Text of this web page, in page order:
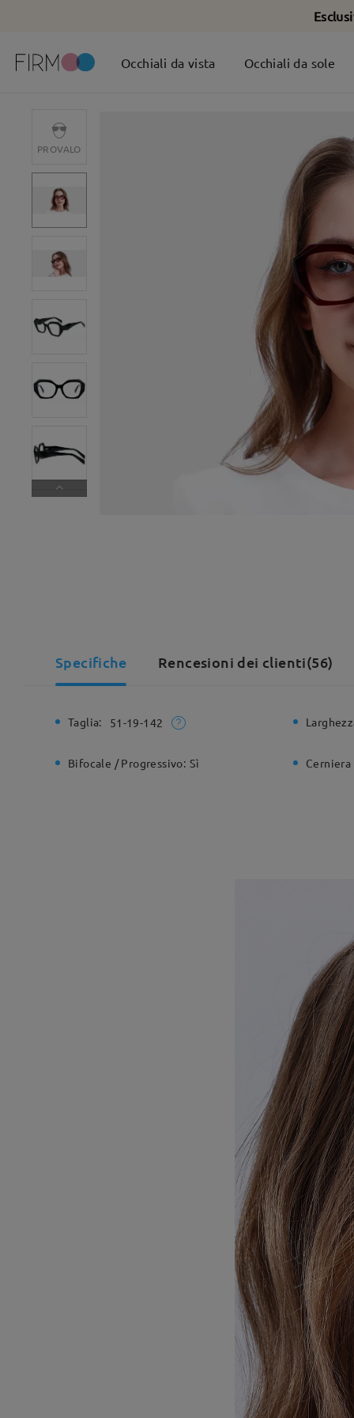
Occhiali da vista Occhiali da sole
PROVALO
Specifiche Rencesioni dei clienti(56)
Taglia: 51-19-142
Bifocale / Progressivo: Sì Cerniera